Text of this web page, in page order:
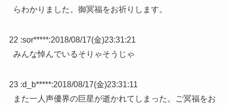
らわかりました。御冥福をお祈りします。
22 :sor*****:2018/08/17(金)23:31:21
みんな悼んでいるそりゃそうじゃ
23 :d_b*****:2018/08/17(金)23:31:11
また一人声優界の巨星が逝かれてしまった。ご冥福をお